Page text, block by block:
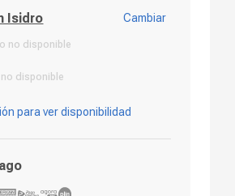
Isidro Cambiar
no disponible
no disponible
para ver disponibilidad